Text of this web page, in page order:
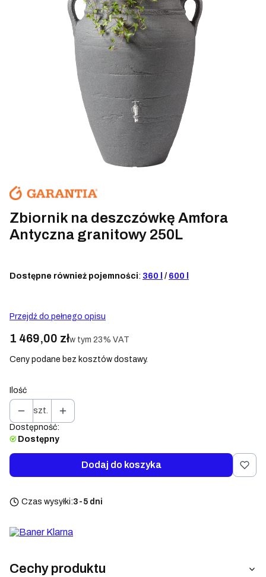
Zbiornik na deszczówkę Amfora
Antyczna granitowy 250L
Dostępne również pojemności: 360 l / 600 l
Przejdź do pełnego opisu
Cena
1 469,00 złw tym 23% VAT
w tym 23% VAT
Ceny podane bez kosztów dostawy.
Ilość
szt.
Dostępność:
Dostępny
Dodaj do koszyka
Czas wysyłki:3-5 dni
Cechy produktu